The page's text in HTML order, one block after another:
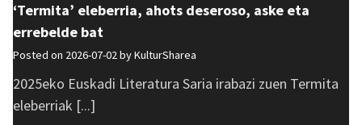
‘Termita’ eleberria, ahots deseroso, aske eta
errebelde bat
Posted on 2026-07-02 byKulturSharea
2025eko Euskadi Literatura Saria irabazi zuen Termita
eleberriak [...]